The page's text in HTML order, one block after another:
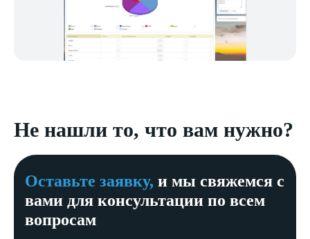
Не нашли то, что вам нужно?
Оставьте заявку, и мы свяжемся с
вами для консультации по всем
вопросам